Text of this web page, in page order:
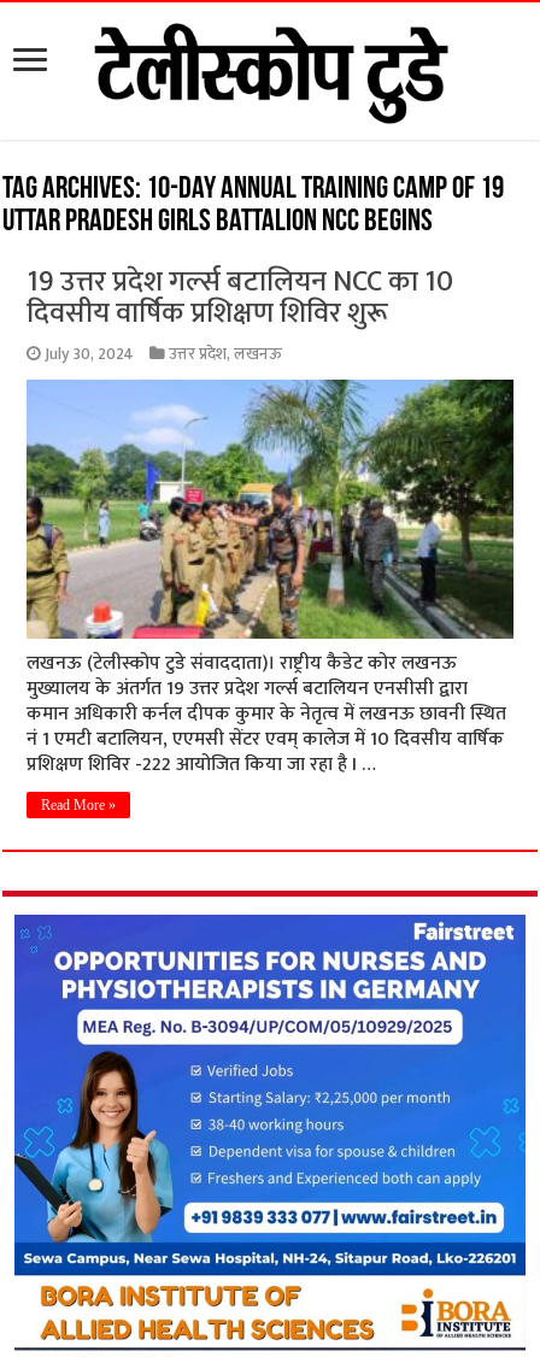
Tag Archives: 10-day annual training camp of 19
Uttar Pradesh Girls Battalion NCC begins
19 उत्तर प्रदेश गर्ल्स बटालियन NCC का 10
दिवसीय वार्षिक प्रशिक्षण शिविर शुरू
July 30, 2024 उत्तर प्रदेश,लखनऊ
लखनऊ (टेलीस्कोप टुडे संवाददाता)। राष्ट्रीय कैडेट कोर लखनऊ
मुख्यालय के अंतर्गत 19 उत्तर प्रदेश गर्ल्स बटालियन एनसीसी द्वारा
कमान अधिकारी कर्नल दीपक कुमार के नेतृत्व में लखनऊ छावनी स्थित
नं 1 एमटी बटालियन, एएमसी सेंटर एवम् कालेज में 10 दिवसीय वार्षिक
प्रशिक्षण शिविर -222 आयोजित किया जा रहा है I …
Read More »